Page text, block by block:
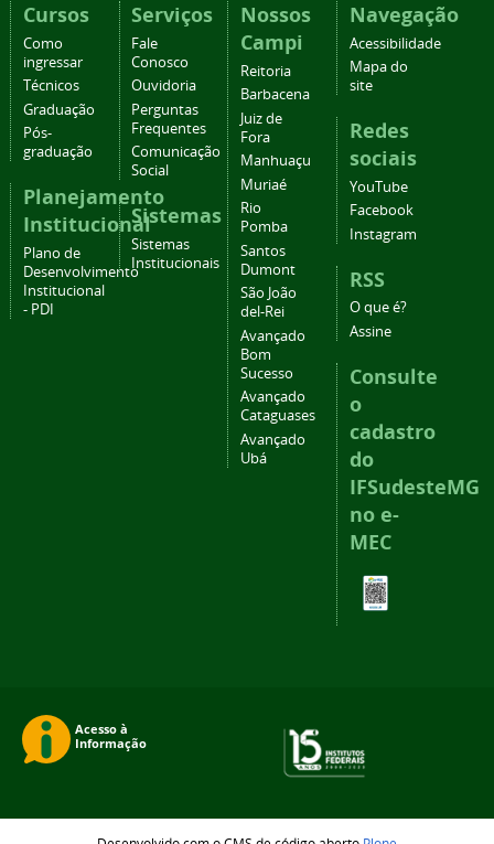
Cursos
Como
ingressar
Técnicos
Graduação
Pós-
graduação
Planejamento
Institucional
Plano de
Desenvolvimento
Institucional
- PDI
Serviços
Fale
Conosco
Ouvidoria
Perguntas
Frequentes
Comunicação
Social
Sistemas
Sistemas
Institucionais
Nossos
Campi
Reitoria
Barbacena
Juiz de
Fora
Manhuaçu
Muriaé
Rio
Pomba
Santos
Dumont
São João
del-Rei
Avançado
Bom
Sucesso
Avançado
Cataguases
Avançado
Ubá
Navegação
Acessibilidade
Mapa do
site
Redes
sociais
YouTube
Facebook
Instagram
RSS
O que é?
Assine
Consulte
o
cadastro
do
IFSudesteMG
no e-
MEC